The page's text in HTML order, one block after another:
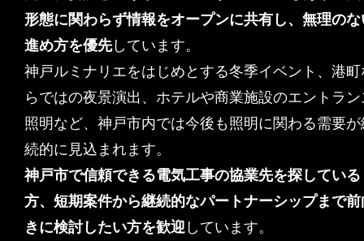
形態に関わらず情報をオープンに共有し、無理のな
進め方を優先しています。
神戸ルミナリエをはじめとする冬季イベント、港町
らではの夜景演出、ホテルや商業施設のエントラン
照明など、神戸市内では今後も照明に関わる需要が
続的に見込まれます。
神戸市で信頼できる電気工事の協業先を探している
方、短期案件から継続的なパートナーシップまで前
きに検討したい方を歓迎 しています。